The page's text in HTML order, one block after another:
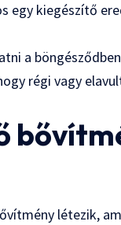
egy kiegészítő
a
régi vagy
létezik,